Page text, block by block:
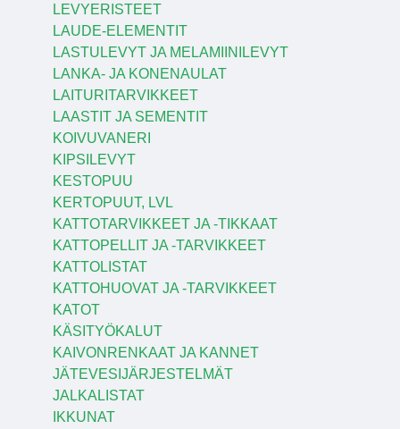
LEVYERISTEET
LAUDE-ELEMENTIT
LASTULEVYT JA MELAMIINILEVYT
LANKA- JA KONENAULAT
LAITURITARVIKKEET
LAASTIT JA SEMENTIT
KOIVUVANERI
KIPSILEVYT
KESTOPUU
KERTOPUUT, LVL
KATTOTARVIKKEET JA -TIKKAAT
KATTOPELLIT JA -TARVIKKEET
KATTOLISTAT
KATTOHUOVAT JA -TARVIKKEET
KATOT
KÄSITYÖKALUT
KAIVONRENKAAT JA KANNET
JÄTEVESIJÄRJESTELMÄT
JALKALISTAT
IKKUNAT